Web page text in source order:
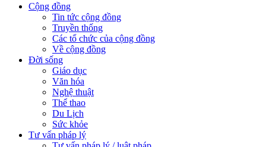
Cộng đồng
Tin tức cộng đồng
Truyền thống
Các tổ chức của cộng đồng
Về cộng đồng
Đời sống
Giáo dục
Văn hóa
Nghệ thuật
Thể thao
Du Lịch
Sức khỏe
Tư vấn pháp lý